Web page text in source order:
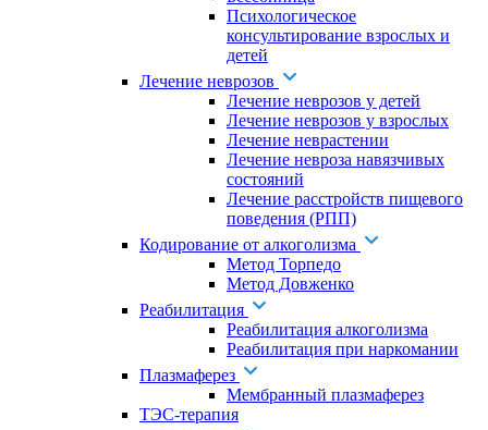
Психологическое
консультирование взрослых и
детей
Лечение неврозов
Лечение неврозов у детей
Лечение неврозов у взрослых
Лечение неврастении
Лечение невроза навязчивых
состояний
Лечение расстройств пищевого
поведения (РПП)
Кодирование от алкоголизма
Метод Торпедо
Метод Довженко
Реабилитация
Реабилитация алкоголизма
Реабилитация при наркомании
Плазмаферез
Мембранный плазмаферез
ТЭС-терапия